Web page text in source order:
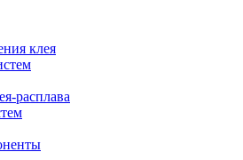
клея
расплава